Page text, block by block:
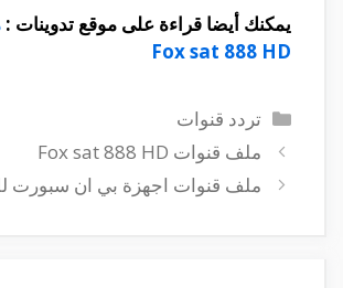
يمكنك أيضا قراءة على موقع تدوينات :
Fox sat 888 HD
التصنيفات
تردد قنوات
ملف قنوات Fox sat 888 HD
ملف قنوات اجهزة بي ان سبورت